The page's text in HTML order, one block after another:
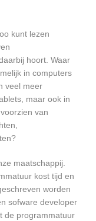
kunt lezen
hoort. Waar
in computers
veel meer
maar ook in
van
maatschappij.
kost tijd en
worden
sofware developer
de programmatuur